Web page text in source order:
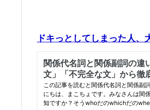
ドキっとしてしまった人